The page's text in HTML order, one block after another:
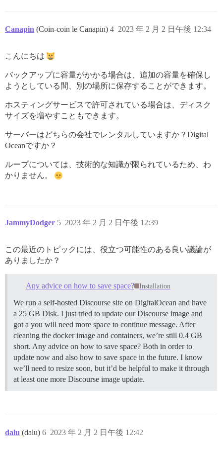
Canapin (Coin-coin le Canapin) 2023 年 2 月 2 日午後 12:34
4
こんにちは
バックアップに容量がかかる場合は、追加の容量を確保し
ようとしている間、別の場所に保存することができます。
ホスティングサービスで許可されている場合は、ディスク
サイズを増やすこともできます。
サーバーはどちらの会社でレンタルしていますか？Digital
Oceanですか？
ループについては、技術的な知識が限られているため、わ
かりません。
JammyDodger 2023 年 2 月 2 日午後 12:39
5
この最近のトピックには、役立つ可能性のある良い議論が
ありましたか？
Any advice on how to save space? Installation
We run a self-hosted Discourse site on DigitalOcean and have
a 25 GB Disk. I just tried to update our Discourse image and
got a you will need more space to continue message. After
cleaning the docker image and containers, we’re still 0.4 GB
short. Any advice on how to save space? Both in order to
update now and also how to save space in the future. I know
we’ll need to resize soon, but it’d be helpful to make it through
at least one more Discourse image update.
dalu (dalu) 2023 年 2 月 2 日午後 12:42
6